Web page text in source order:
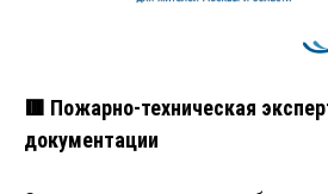
🟥 Пожарно-техническая
документации